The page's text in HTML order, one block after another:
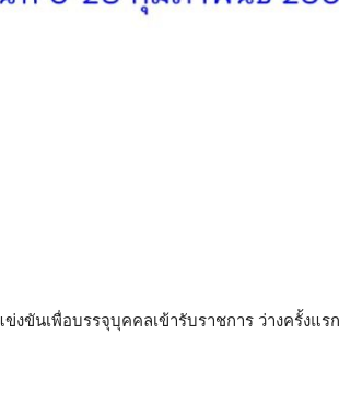
ขันเพื่อบรรจุบุคคลเข้ารับราชการ ว่างครั้งแร